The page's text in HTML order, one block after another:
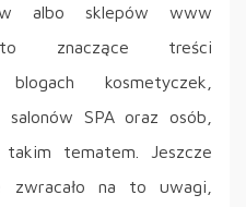
albo sklepów www
znaczące treści
kosmetyczek,
SPA oraz osób,
tematem. Jeszcze
zwracało na to uwagi,